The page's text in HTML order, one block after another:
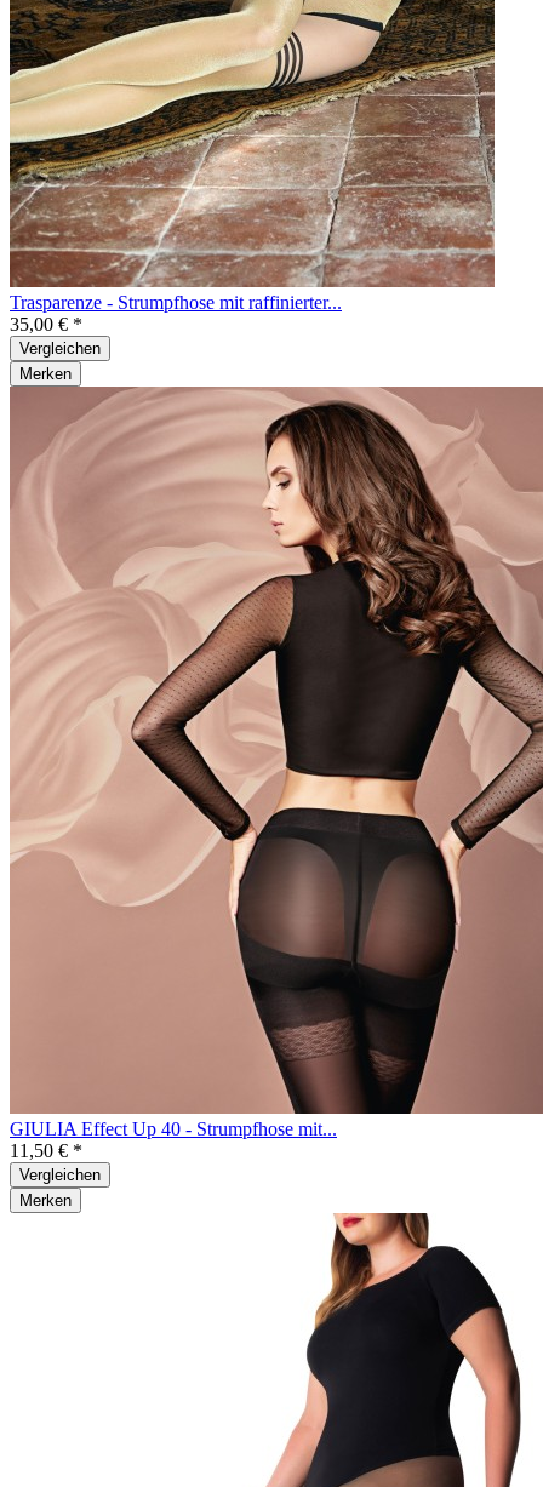
Trasparenze - Strumpfhose mit raffinierter...
35,00 € *
Vergleichen
Merken
GIULIA Effect Up 40 - Strumpfhose mit...
11,50 € *
Vergleichen
Merken